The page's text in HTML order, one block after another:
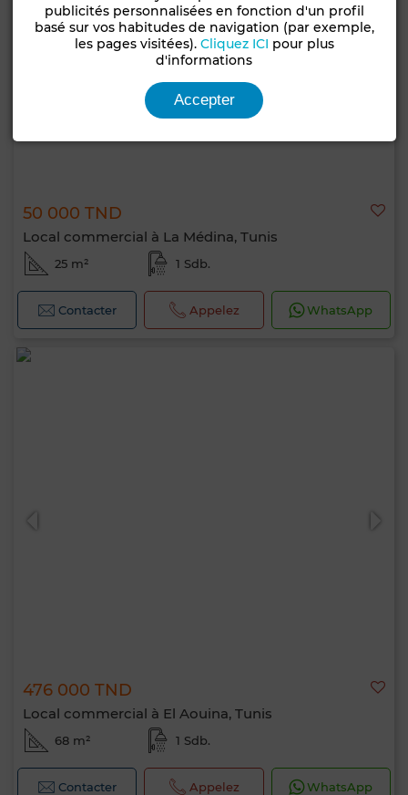
50 000 TND
Local commercial à La Médina, Tunis
25 m² 1 Sdb.
Contacter Appelez WhatsApp
476 000 TND
Local commercial à El Aouina, Tunis
68 m² 1 Sdb.
Contacter Appelez WhatsApp
publicités personnalisées en fonction d'un profil
basé sur vos habitudes de navigation (par exemple,
les pages visitées). Cliquez ICI pour plus
d'informations
Accepter